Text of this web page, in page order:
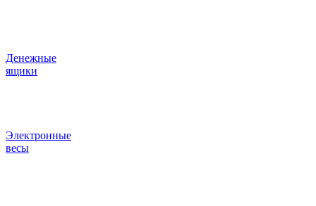
Денежные
ящики
Электронные
весы